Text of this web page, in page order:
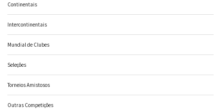
Continentais
Intercontinentais
Mundial de Clubes
Seleções
Torneios Amistosos
Outras Competições